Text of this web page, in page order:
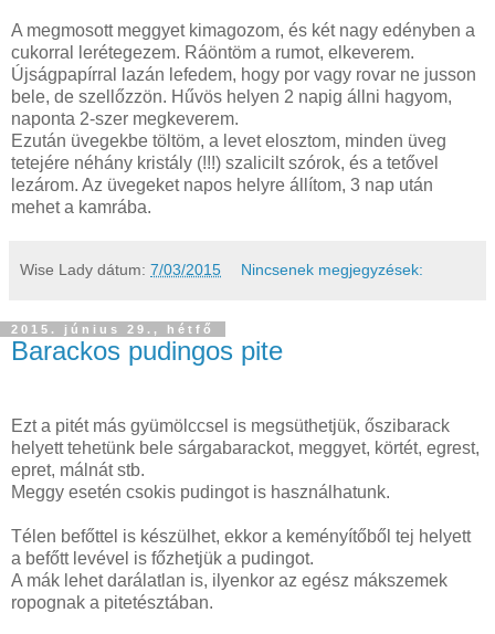
A megmosott meggyet kimagozom, és két nagy edényben a
cukorral lerétegezem. Ráöntöm a rumot, elkeverem.
Újságpapírral lazán lefedem, hogy por vagy rovar ne jusson
bele, de szellőzzön. Hűvös helyen 2 napig állni hagyom,
naponta 2-szer megkeverem.
Ezután üvegekbe töltöm, a levet elosztom, minden üveg
tetejére néhány kristály (!!!) szalicilt szórok, és a tetővel
lezárom. Az üvegeket napos helyre állítom, 3 nap után
mehet a kamrába.
Wise Lady dátum: 7/03/2015 Nincsenek megjegyzések:
2015. június 29., hétfő
Barackos pudingos pite
Ezt a pitét más gyümölccsel is megsüthetjük, őszibarack
helyett tehetünk bele sárgabarackot, meggyet, körtét, egrest,
epret, málnát stb.
Meggy esetén csokis pudingot is használhatunk.
Télen befőttel is készülhet, ekkor a keményítőből tej helyett
a befőtt levével is főzhetjük a pudingot.
A mák lehet darálatlan is, ilyenkor az egész mákszemek
ropognak a pitetésztában.